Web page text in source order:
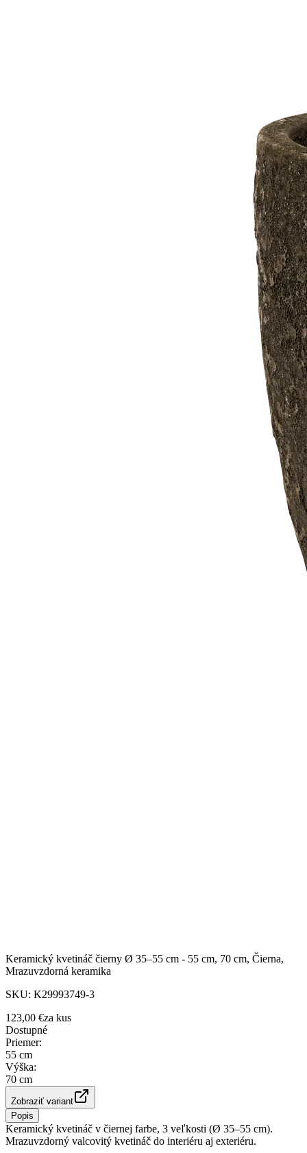
Keramický kvetináč čierny Ø 35–55 cm - 55 cm, 70 cm, Čierna,
Mrazuvzdorná keramika
SKU: K29993749-3
123,00 €za kus
Dostupné
Priemer:
55 cm
Výška:
70 cm
Zobraziť variant
Popis
Keramický kvetináč v čiernej farbe, 3 veľkosti (Ø 35–55 cm).
Mrazuvzdorný valcovitý kvetináč do interiéru aj exteriéru.